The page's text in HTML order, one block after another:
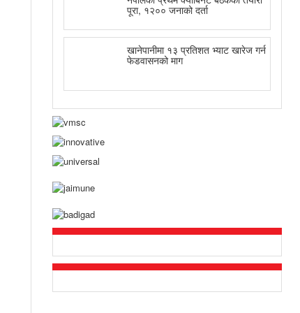
पूरा, १२०० जनाको दर्ता
खानेपानीमा १३ प्रतिशत भ्याट खारेज गर्न
फेडवासनको माग